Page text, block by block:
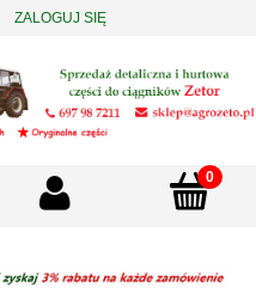
ZALOGUJ SIĘ